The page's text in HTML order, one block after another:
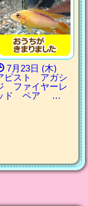
7月23日 (木)
ピスト アガシ
ファイヤーレ
ド ペア …